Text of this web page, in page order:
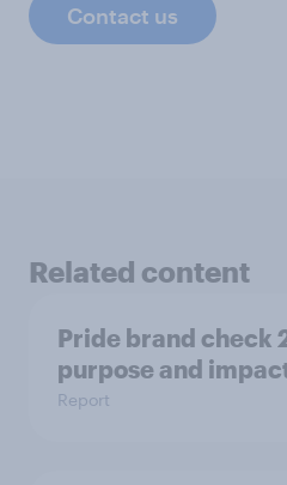
Contact us
Related content
Pride brand check
purpose and
Report